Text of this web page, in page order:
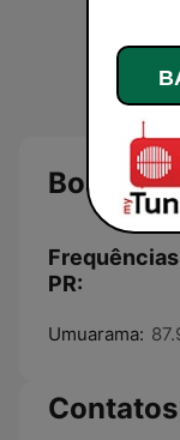
Boa
PR:
Umuarama:
Contatos